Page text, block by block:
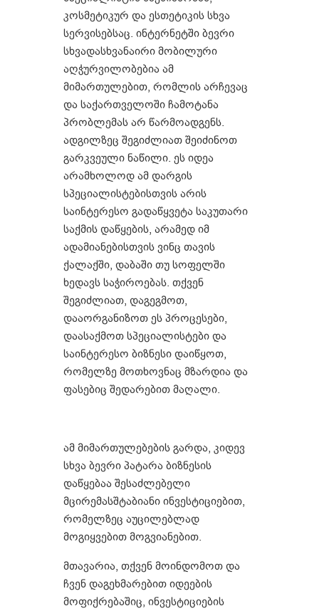
კოსმეტიკურ და ესთეტიკის სხვა
სერვისებსაც. ინტერნეტში ბევრი
სხვადასხვანაირი მობილური
აღჭურვილობებია ამ
მიმართულებით, რომლის არჩევაც
და საქართველოში ჩამოტანა
პრობლემას არ წარმოადგენს.
ადგილზეც შეგიძლიათ შეიძინოთ
გარკვეული ნაწილი. ეს იდეა
არამხოლოდ ამ დარგის
სპეციალისტებისთვის არის
საინტერესო გადაწყვეტა საკუთარი
საქმის დაწყების, არამედ იმ
ადამიანებისთვის ვინც თავის
ქალაქში, დაბაში თუ სოფელში
ხედავს საჭიროებას. თქვენ
შეგიძლიათ, დაგეგმოთ,
დააორგანიზოთ ეს პროცესები,
დაასაქმოთ სპეციალისტები და
საინტერესო ბიზნესი დაიწყოთ,
რომელზე მოთხოვნაც მზარდია და
ფასებიც შედარებით მაღალი.
ამ მიმართულებების გარდა, კიდევ
სხვა ბევრი პატარა ბიზნესის
დაწყებაა შესაძლებელი
მცირემასშტაბიანი ინვესტიციებით,
რომელზეც აუცილებლად
მოგიყვებით მოგვიანებით.
მთავარია, თქვენ მოინდომოთ და
ჩვენ დაგეხმარებით იდეების
მოფიქრებაშიც, ინვესტიციების